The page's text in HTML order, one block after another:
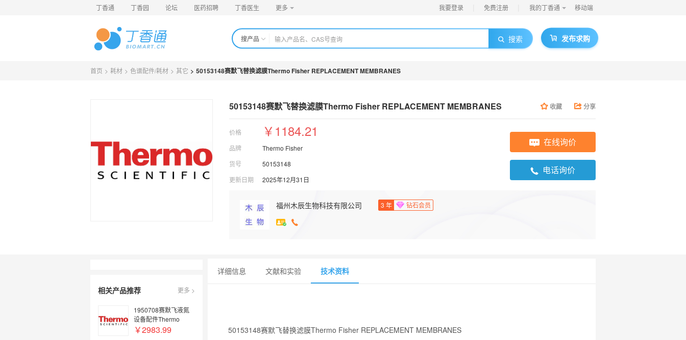
丁香通 丁香园 论坛 医药招聘 丁香医生 更多 我要登录 免费注册 我的丁香通 移动端
搜产品 搜索 发布求购
首页 > 耗材 > 色谱配件/耗材 > 其它 > 50153148赛默飞替换滤膜Thermo Fisher REPLACEMENT MEMBRANES
50153148赛默飞替换滤膜Thermo Fisher REPLACEMENT MEMBRANES 收藏 分享
价格 ￥1184.21
品牌
Thermo Fisher
货号
50153148
更新日期
2025年12月31日
在线询价
电话询价
福州木辰生物科技有限公司 3 年 钻石会员
相关产品推荐 更多 >
1950708赛默飞液氮
设备配件Thermo
Fisher C.I. tall sleeve
￥2983.99
详细信息 文献和实验 技术资料
50153148赛默飞替换滤膜Thermo Fisher REPLACEMENT MEMBRANES